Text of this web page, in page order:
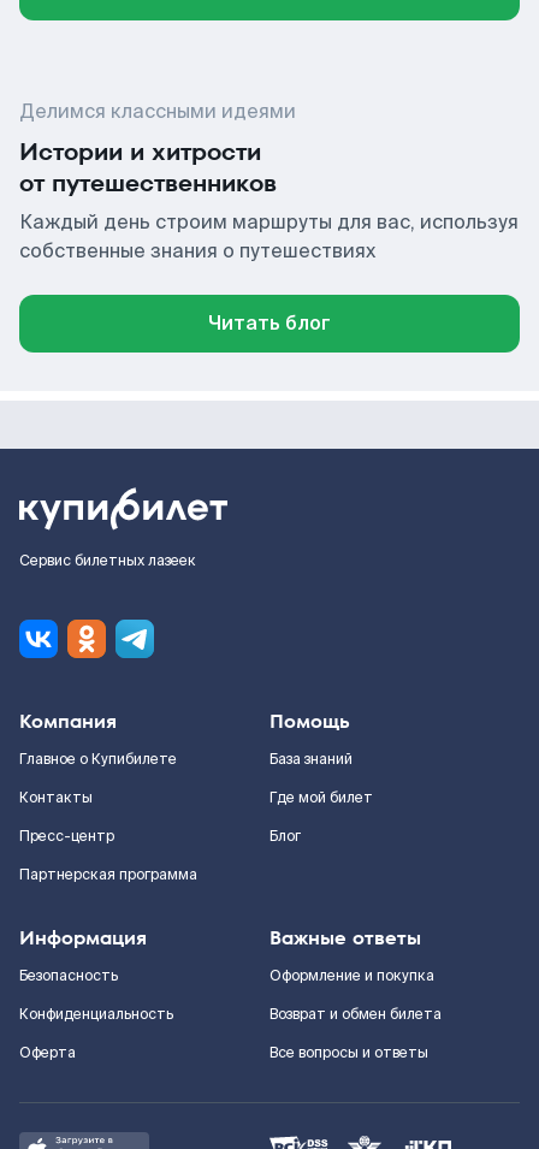
Делимся классными идеями
Истории и хитрости
от путешественников
Каждый день строим маршруты для вас, используя
собственные знания о путешествиях
Читать блог
Сервис билетных лазеек
Компания
Главное о Купибилете
Контакты
Пресс-центр
Партнерская программа
Помощь
База знаний
Где мой билет
Блог
Информация
Безопасность
Конфиденциальность
Оферта
Важные ответы
Оформление и покупка
Возврат и обмен билета
Все вопросы и ответы